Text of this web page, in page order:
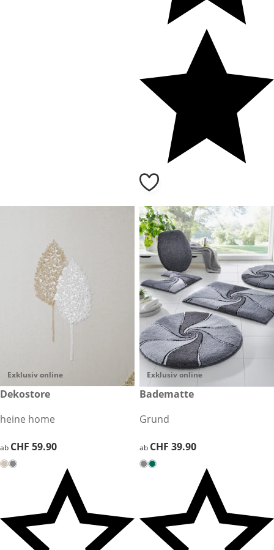
Exklusiv online
CHF 59.90
Dekostore
heine home
CHF 59.90
ab CHF 59.90
Exklusiv online
CHF 39.90
Badematte
Grund
CHF 39.90
ab CHF 39.90